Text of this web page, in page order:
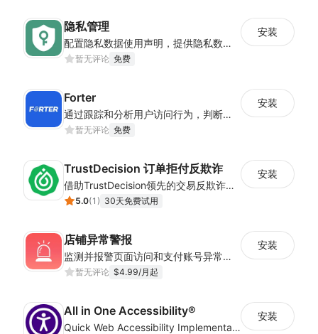
隐私管理
配置隐私数据使用声明，提供隐私数据控制，确保店铺符合经营地隐私法案
暂无评论 免费
安装
Forter
通过跟踪和分析用户访问行为，判断用户下单意图，减少欺诈购买
暂无评论 免费
安装
TrustDecision 订单拒付反欺诈
借助TrustDecision领先的交易反欺诈技术，大幅降低欺诈订单占比，为您的收入保驾护航
5.0(1 ) 30天免费试用
安装
店铺异常警报
监测并报警页面访问和支付账号异常的相关风险
暂无评论 $4.99/月起
安装
All in One Accessibility®
Quick Web Accessibility Implementation with All in One Accessibility!
安装